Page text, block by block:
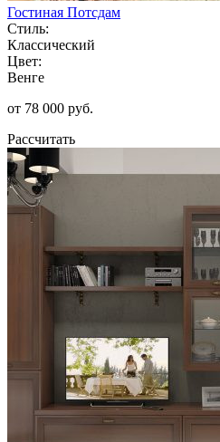
Гостиная Потсдам
Стиль:
Классический
Цвет:
Венге
от 78 000 руб.
Рассчитать